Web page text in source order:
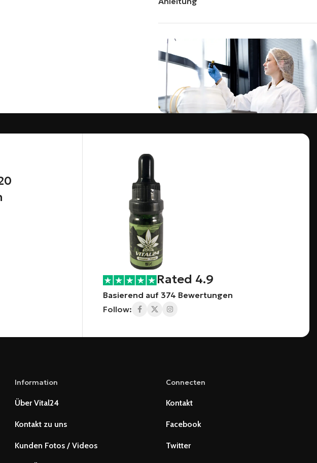
Alle Vital24 Produkte werden in Labor
Rated 4.9
Basierend auf 374 Bewertungen
Follow:
Information
Über Vital24
Kontakt zu uns
Kunden Fotos / Videos
Connecten
Kontakt
Facebook
Twitter